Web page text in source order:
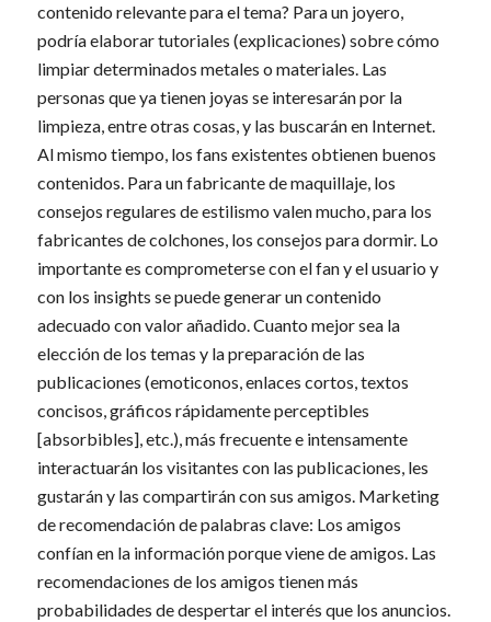
contenido relevante para el tema? Para un joyero,
podría elaborar tutoriales (explicaciones) sobre cómo
limpiar determinados metales o materiales. Las
personas que ya tienen joyas se interesarán por la
limpieza, entre otras cosas, y las buscarán en Internet.
Al mismo tiempo, los fans existentes obtienen buenos
contenidos. Para un fabricante de maquillaje, los
consejos regulares de estilismo valen mucho, para los
fabricantes de colchones, los consejos para dormir. Lo
importante es comprometerse con el fan y el usuario y
con los insights se puede generar un contenido
adecuado con valor añadido. Cuanto mejor sea la
elección de los temas y la preparación de las
publicaciones (emoticonos, enlaces cortos, textos
concisos, gráficos rápidamente perceptibles
[absorbibles], etc.), más frecuente e intensamente
interactuarán los visitantes con las publicaciones, les
gustarán y las compartirán con sus amigos. Marketing
de recomendación de palabras clave: Los amigos
confían en la información porque viene de amigos. Las
recomendaciones de los amigos tienen más
probabilidades de despertar el interés que los anuncios.